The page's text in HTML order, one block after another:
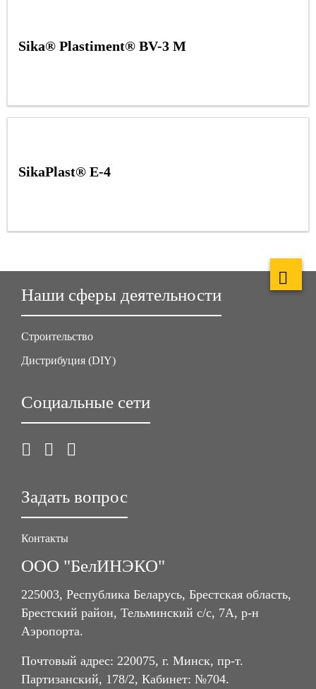
Sika® Plastiment® BV-3 M
SikaPlast® E-4
Наши сферы деятельности
Строительство
Дистрибуция (DIY)
Социальные сети
Задать вопрос
Контакты
ООО "БелИНЭКО"
225003, Республика Беларусь, Брестская область,
Брестский район, Тельминский с/с, 7А, р-н
Аэропорта.
Почтовый адрес: 220075, г. Минск, пр-т.
Партизанский, 178/2, Кабинет: №704.